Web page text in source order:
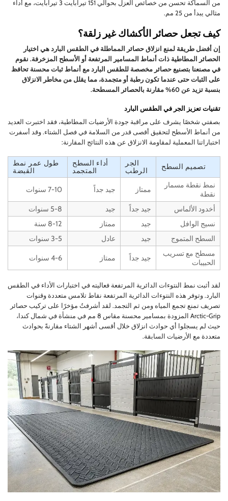
من السماكة تحسن من خصائص العزل بحوالي 151 تيرابايت 3 تيرابايت، مع أداء
مثالي يبدأ من 25 مم.
كيف تجعل حصائر الأكشاك غير زلقة؟
إن أفضل طريقة لمنع انزلاق حصائر المماطلة في الطقس البارد هي اختيار
الحصائر المطاطية ذات أنماط المسامير المرتفعة أو الأسطح المزخرفة. نقوم
في مصنعنا بتصنيع حصائر مخصصة للطقس البارد مع أنماط ثبات محسنة تحافظ
على الثبات حتى عندما تكون رطبة أو متجمدة، مما يقلل من مخاطر الانزلاق
بنسبة تزيد عن 60% مقارنة بالحصائر المسطحة.
تقنيات تعزيز الجر في الطقس البارد
بصفتي شخصًا يشرف على مراقبة جودة الأرضيات المطاطية، فقد اختبرت العديد
من أنماط الأسطح لتحقيق أقصى قدر من السلامة في فصل الشتاء. وقد أسفرت
اختباراتنا المعملية لمقاومة الانزلاق عن هذه النتائج المقارنة:
تصميم السطح
الجر
الرطب
أداء السطح
المتجمد
طول عمر نمط
القبضة
نمط نقطة مسمار
نقطة
ممتاز جيد جداً 7-10 سنوات
أخدود الألماس جيد جداً جيد
5-8 سنوات
نسيج الوافل
جيد ممتاز
8-12 سنة
السطح المتموج
جيد عادل
3-5 سنوات
مسطح مع تسريب
الحبيبات
جيد جداً ممتاز 4-6 سنوات
لقد أثبت نمط النتوءات الدائرية المرتفعة فعاليته في اختبارات الأداء في الطقس
البارد. وتوفر هذه النتوءات الدائرية المرتفعة نقاط تلامس متعددة وقنوات
تصريف تمنع تجمع المياه ومن ثم التجمد. لقد أشرفتُ مؤخرًا على تركيب حصائر
Arctic-Grip المزودة بمسامير محسنة مقاس 8 مم في منشأة في شمال كندا،
حيث لم يسجلوا أي حوادث انزلاق خلال أقسى أشهر الشتاء مقارنةً بحوادث
متعددة مع الأرضيات السابقة.